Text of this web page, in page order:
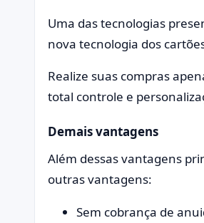
Uma das tecnologias
nova tecnologia dos
Realize suas compras
total controle e
Demais vantagens
Além dessas vantagens
outras vantagens:
Sem cobrança de